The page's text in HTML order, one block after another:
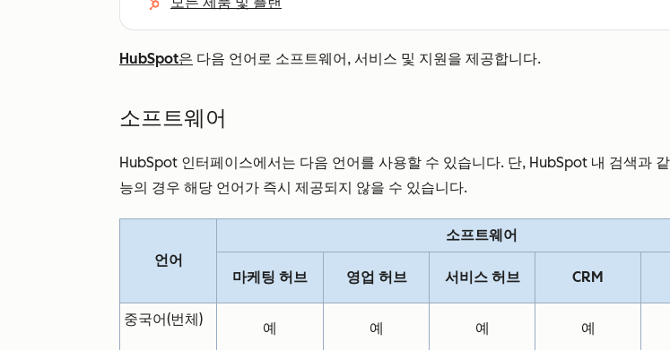
HubSpot은 다음 언어로 소프트웨어, 서비스 및 지원을 제공합니다.
소프트웨어
HubSpot 인터페이스에서는 다음 언어를 사용할 수 있습니다. 단, HubSpot 내 검색과
능의 경우 해당 언어가 즉시 제공되지 않을 수 있습니다.
언어
소프트웨어
마케팅 허브 영업 허브 서비스 허브 CRM
중국어(번체)
예 예 예 예